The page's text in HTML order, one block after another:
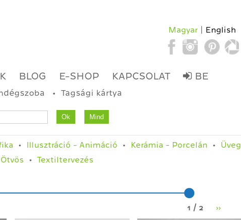
Magyar English
BLOG E-SHOP KAPCSOLAT BE
Tagsági kártya
Illusztráció - Animáció
Kerámia - Porcelán
Ötvös Textiltervezés
Üveg
1 / 2 ››